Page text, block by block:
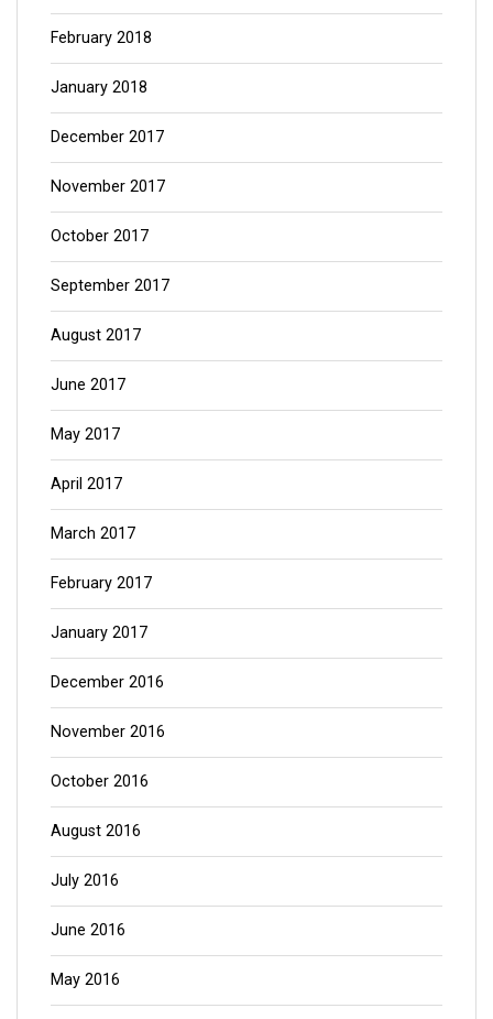
February 2018
January 2018
December 2017
November 2017
October 2017
September 2017
August 2017
June 2017
May 2017
April 2017
March 2017
February 2017
January 2017
December 2016
November 2016
October 2016
August 2016
July 2016
June 2016
May 2016